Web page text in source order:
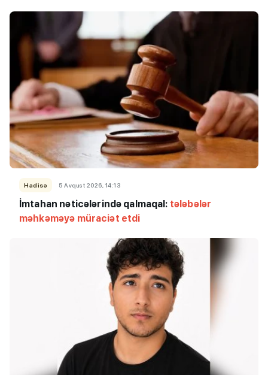
Hadisə 5 Avqust 2026, 14:13
İmtahan nəticələrində qalmaqal: tələbələr
məhkəməyə müraciət etdi